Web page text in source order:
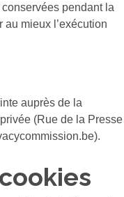
pendant la
mieux l’exécution
auprès de la
(Rue de la Presse